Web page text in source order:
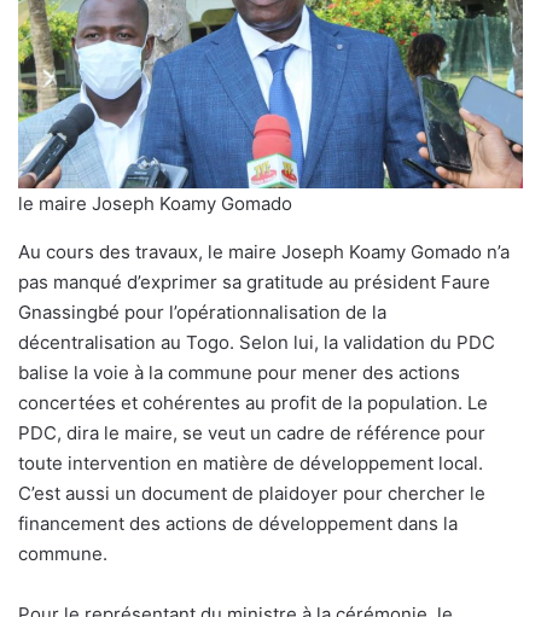
le maire Joseph Koamy Gomado
Au cours des travaux, le maire Joseph Koamy Gomado n’a
pas manqué d’exprimer sa gratitude au président Faure
Gnassingbé pour l’opérationnalisation de la
décentralisation au Togo. Selon lui, la validation du PDC
balise la voie à la commune pour mener des actions
concertées et cohérentes au profit de la population. Le
PDC, dira le maire, se veut un cadre de référence pour
toute intervention en matière de développement local.
C’est aussi un document de plaidoyer pour chercher le
financement des actions de développement dans la
commune.